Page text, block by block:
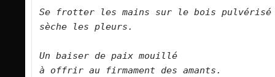
Se frotter les mains sur le bois pulvérisé
sèche les pleurs.
Un baiser de paix mouillé
à offrir au firmament des amants.